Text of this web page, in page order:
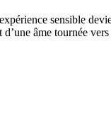
sensible
d’une âme tournée